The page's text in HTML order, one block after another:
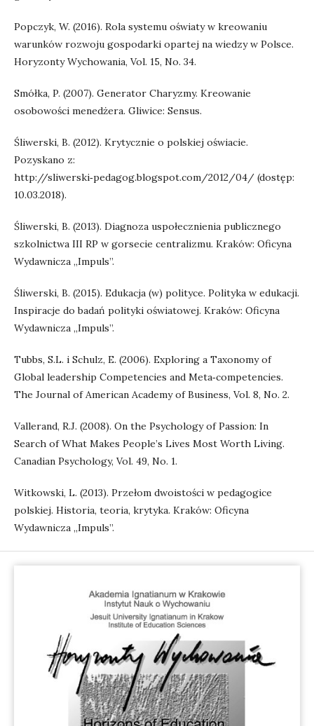
Popczyk, W. (2016). Rola systemu oświaty w kreowaniu
warunków rozwoju gospodarki opartej na wiedzy w Polsce.
Horyzonty Wychowania, Vol. 15, No. 34.
Smółka, P. (2007). Generator Charyzmy. Kreowanie
osobowości menedżera. Gliwice: Sensus.
Śliwerski, B. (2012). Krytycznie o polskiej oświacie.
Pozyskano z:
http://sliwerski‑pedagog.blogspot.com/2012/04/ (dostęp:
10.03.2018).
Śliwerski, B. (2013). Diagnoza uspołecznienia publicznego
szkolnictwa III RP w gorsecie centralizmu. Kraków: Oficyna
Wydawnicza „Impuls”.
Śliwerski, B. (2015). Edukacja (w) polityce. Polityka w edukacji.
Inspiracje do badań polityki oświatowej. Kraków: Oficyna
Wydawnicza „Impuls”.
Tubbs, S.L. i Schulz, E. (2006). Exploring a Taxonomy of
Global leadership Competencies and Meta‑competencies.
The Journal of American Academy of Business, Vol. 8, No. 2.
Vallerand, R.J. (2008). On the Psychology of Passion: In
Search of What Makes People’s Lives Most Worth Living.
Canadian Psychology, Vol. 49, No. 1.
Witkowski, L. (2013). Przełom dwoistości w pedagogice
polskiej. Historia, teoria, krytyka. Kraków: Oficyna
Wydawnicza „Impuls”.